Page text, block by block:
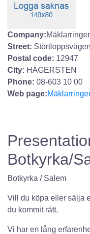
Company:
Street:
Postal code: 12947
City: HÄGERSTEN
Phone: 08-603 10 00
Web page:
Botkyrka/
Botkyrka / Salem
Vill du köpa eller sälja
du kommit rätt.
Vi har en lång